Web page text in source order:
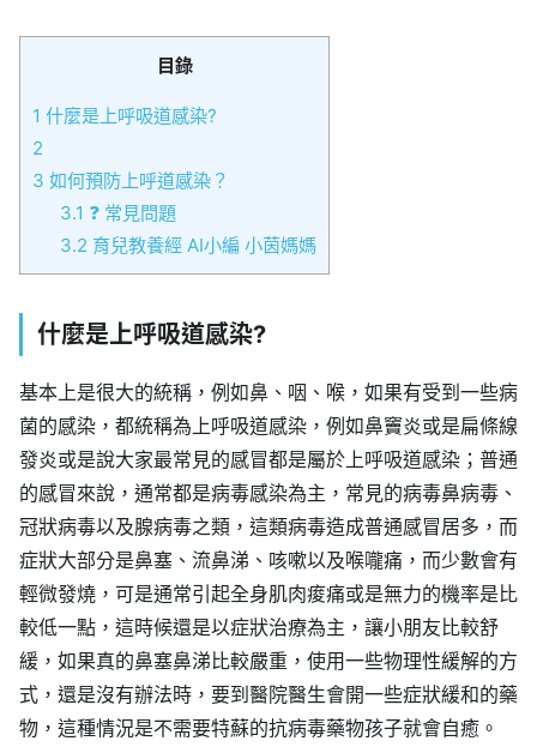
目錄
1 什麼是上呼吸道感染?
2
3 如何預防上呼道感染？
3.1 ❓ 常見問題
3.2 育兒教養經 AI小編 小茵媽媽
什麼是上呼吸道感染?
基本上是很大的統稱，例如鼻、咽、喉，如果有受到一些病
菌的感染，都統稱為上呼吸道感染，例如鼻竇炎或是扁條線
發炎或是說大家最常見的感冒都是屬於上呼吸道感染；普通
的感冒來說，通常都是病毒感染為主，常見的病毒鼻病毒、
冠狀病毒以及腺病毒之類，這類病毒造成普通感冒居多，而
症狀大部分是鼻塞、流鼻涕、咳嗽以及喉嚨痛，而少數會有
輕微發燒，可是通常引起全身肌肉痠痛或是無力的機率是比
較低一點，這時候還是以症狀治療為主，讓小朋友比較舒
緩，如果真的鼻塞鼻涕比較嚴重，使用一些物理性緩解的方
式，還是沒有辦法時，要到醫院醫生會開一些症狀緩和的藥
物，這種情況是不需要特蘇的抗病毒藥物孩子就會自癒。